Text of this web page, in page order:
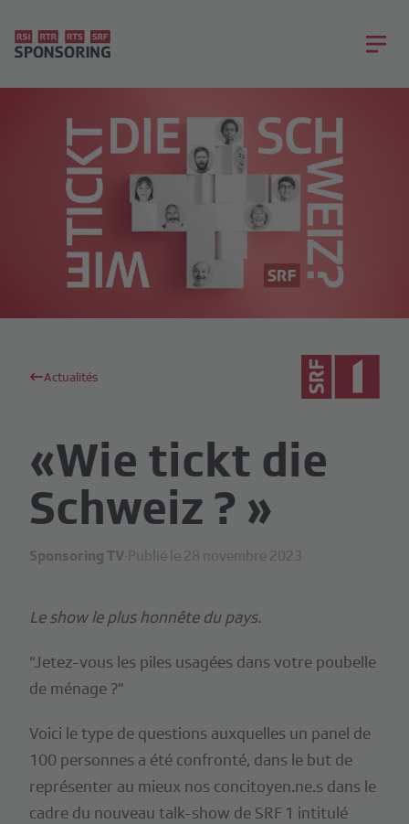
Actualités
«Wie tickt die
Schweiz ? »
Sponsoring TV·Publié le 28 novembre 2023
Le show le plus honnête du pays.
“Jetez-vous les piles usagées dans votre poubelle
de ménage ?”
Voici le type de questions auxquelles un panel de
100 personnes a été confronté, dans le but de
représenter au mieux nos concitoyen.ne.s dans le
cadre du nouveau talk-show de SRF 1 intitulé